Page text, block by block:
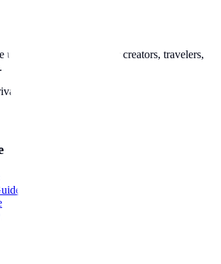
ultimate digital toolkit for creators, travelers,
and ease of use.